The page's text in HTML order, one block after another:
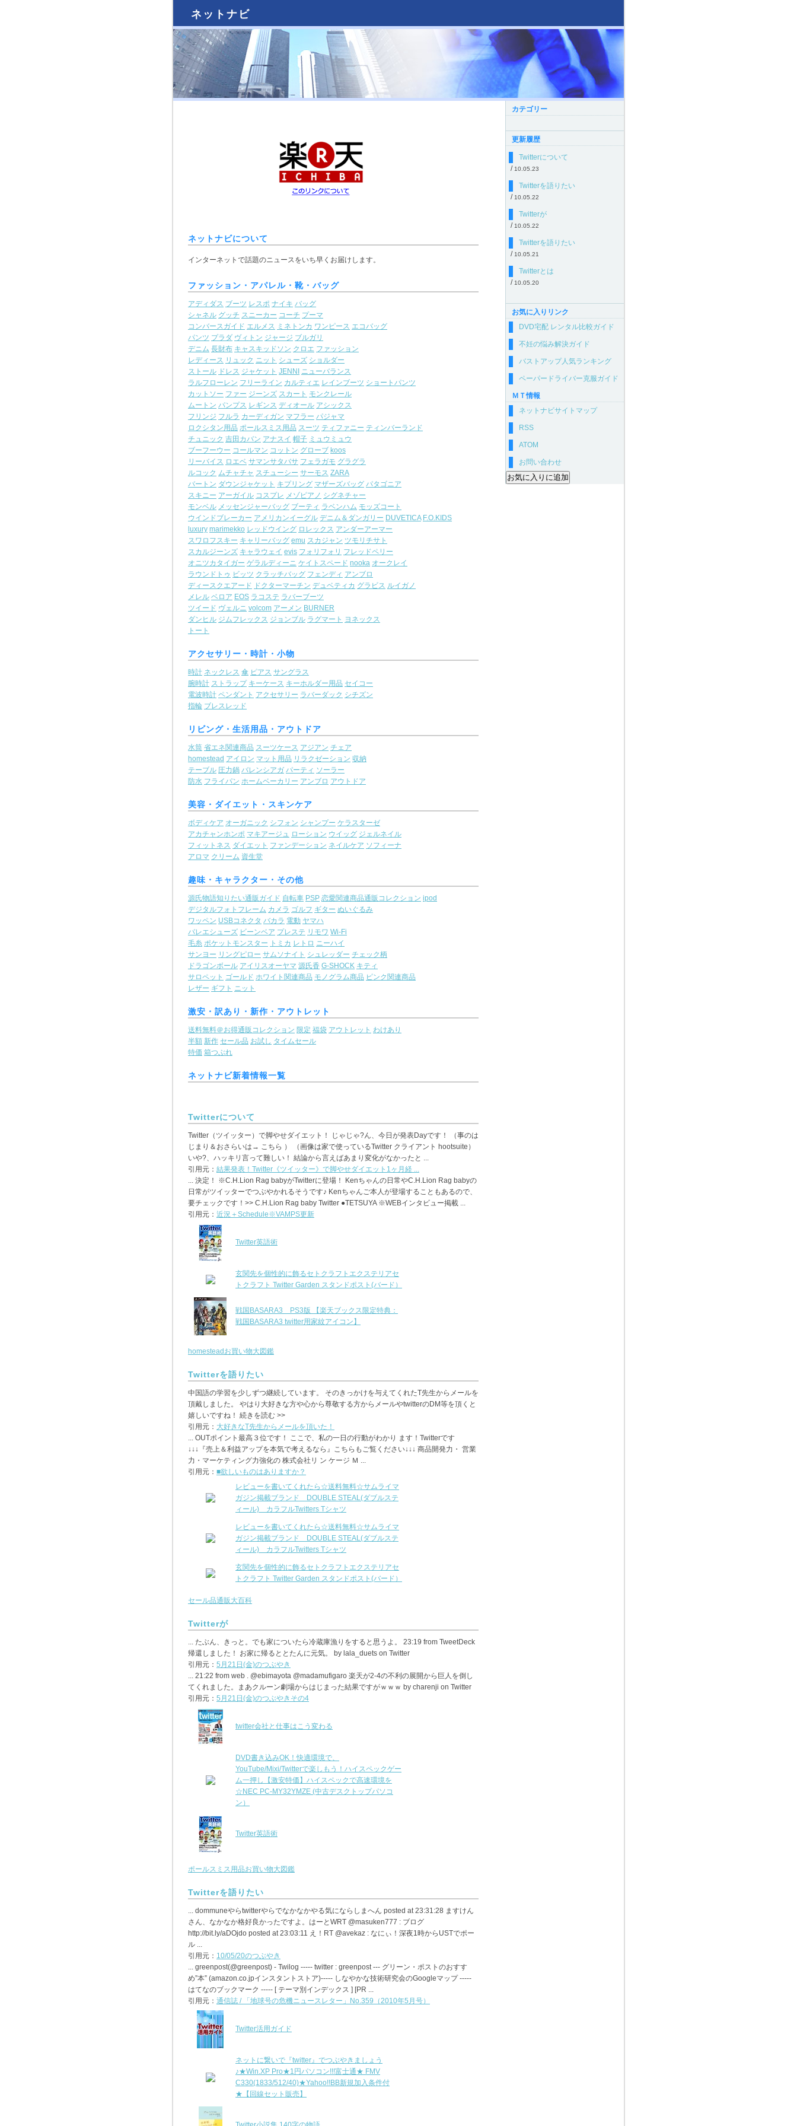
ネットナビ
ネットナビについて
インターネットで話題のニュースをいち早くお届けします。
ファッション・アパレル・靴・バッグ
アディダス ブーツ レスポ ナイキ バッグ
シャネル グッチ スニーカー コーチ プーマ
コンバースガイド エルメス ミネトンカ ワンピース エコバッグ
パンツ プラダ ヴィトン ジャージ ブルガリ
デニム 長財布 キャスキッドソン クロエ ファッション
レディース リュック ニット シューズ ショルダー
ストール ドレス ジャケット JENNI
ニューバランス
ラルフローレン フリーライン カルティエ レインブーツ ショートパンツ
カットソー ファー ジーンズ スカート モンクレール
ムートン パンプス レギンス ディオール アシックス
フリンジ フルラ カーディガン マフラー パジャマ
ロクシタン用品 ポールスミス用品 スーツ ティファニー ティンバーランド
チュニック 吉田カバン アナスイ 帽子 ミュウミュウ
ブーフーウー コールマン コットン グローブ koos
リーバイス ロエベ サマンサタバサ フェラガモ グラグラ
ルコック ムチャチャ スチューシー サーモス ZARA
バートン ダウンジャケット キプリング マザーズバッグ パタゴニア
スキニー アーガイル コスプレ メゾピアノ シグネチャー
モンベル メッセンジャーバッグ ブーティ ラベンハム モッズコート
ウインドブレーカー アメリカンイーグル デニム＆ダンガリー DUVETICA F.O.KIDS
luxury marimekko レッドウイング ロレックス アンダーアーマー
スワロフスキー キャリーバッグ emu スカジャン ツモリチサト
スカルジーンズ キャラウェイ evis フォリフォリ フレッドペリー
オニツカタイガー ゲラルディーニ ケイトスペード nooka オークレイ
ラウンドトゥ ビッツ クラッチバッグ フェンディ アンブロ
ディースクエアード ドクターマーチン デュベティカ グラビス ルイガノ
メレル ベロア EOS ラコステ ラバーブーツ
ツイード ヴェルニ volcom アーメン BURNER
ダンヒル ジムフレックス ジョンブル ラグマート ヨネックス
トート
アクセサリー・時計・小物
時計 ネックレス 傘 ピアス サングラス
腕時計 ストラップ キーケース キーホルダー用品 セイコー
電波時計 ペンダント アクセサリー ラバーダック シチズン
指輪 ブレスレッド
リビング・生活用品・アウトドア
水筒 省エネ関連商品 スーツケース アジアン チェア
homestead アイロン マット用品 リラクゼーション 収納
テーブル 圧力鍋 バレンシアガ パーティ ソーラー
防水 フライパン ホームベーカリー アンブロ アウトドア
美容・ダイエット・スキンケア
ボディケア オーガニック シフォン シャンプー ケラスターゼ
アカチャンホンポ マキアージュ ローション ウイッグ ジェルネイル
フィットネス ダイエット ファンデーション ネイルケア ソフィーナ
アロマ クリーム 資生堂
趣味・キャラクター・その他
源氏物語知りたい通販ガイド 自転車 PSP 恋愛関連商品通販コレクション ipod
デジタルフォトフレーム カメラ ゴルフ ギター ぬいぐるみ
ワッペン USBコネクタ バカラ 電動 ヤマハ
バレエシューズ ビーンベア プレステ リモワ Wi-Fi
毛糸 ポケットモンスター トミカ レトロ ニーハイ
サンヨー リングピロー サムソナイト シュレッダー チェック柄
ドラゴンボール アイリスオーヤマ 源氏香 G-SHOCK キティ
サロペット ゴールド ホワイト関連商品 モノグラム商品 ピンク関連商品
レザー ギフト ニット
激安・訳あり・新作・アウトレット
送料無料＠お得通販コレクション 限定 福袋 アウトレット わけあり
半額 新作 セール品 お試し タイムセール
特価 箱つぶれ
ネットナビ新着情報一覧
Twitterについて
Twitter（ツイッター）で脚やせダイエット！ じゃじゃ?ん、今日が発表Dayです！ （事のは
じまり＆おさらいは→ こちら ） （画像は家で使っているTwitter クライアント hootsuite）
いや?、ハッキリ言って難しい！ 結論から言えばあまり変化がなかったと ...
引用元： 結果発表！Twitter《ツイッター》で脚やせダイエット1ヶ月経 ...
... 決定！ ※C.H.Lion Rag babyがTwitterに登場！ Kenちゃんの日常やC.H.Lion Rag babyの
日常がツイッターでつぶやかれるそうです♪ Kenちゃんご本人が登場することもあるので、
要チェックです！>> C.H.Lion Rag baby Twitter ●TETSUYA ※WEBインタビュー掲載 ...
引用元： 近況＋Schedule※VAMPS更新
Twitter英語術
玄関先を個性的に飾るセトクラフトエクステリアセ
トクラフト Twitter Garden スタンドポスト(バード）
戦国BASARA3 PS3版 【楽天ブックス限定特典：
戦国BASARA3 twitter用家紋アイコン】
homesteadお買い物大図鑑
Twitterを語りたい
中国語の学習を少しずつ継続しています。 そのきっかけを与えてくれたT先生からメールを
頂戴しました。 やはり大好きな方や心から尊敬する方からメールやtwitterのDM等を頂くと
嬉しいですね！ 続きを読む >>
引用元： 大好きなT先生からメールを頂いた！
... OUTポイント最高３位です！ ここで、私の一日の行動がわかり ます！Twitterです
↓↓↓『売上＆利益アップを本気で考えるなら』こちらもご覧ください↓↓↓ 商品開発力・ 営業
力・マーケティング力強化の 株式会社リ ン ケージ Ｍ ...
引用元： ■欲しいものはありますか？
レビューを書いてくれたら☆送料無料☆サムライマ
ガジン掲載ブランド DOUBLE STEAL(ダブルステ
ィール) カラフルTwitters Tシャツ
レビューを書いてくれたら☆送料無料☆サムライマ
ガジン掲載ブランド DOUBLE STEAL(ダブルステ
ィール) カラフルTwitters Tシャツ
玄関先を個性的に飾るセトクラフトエクステリアセ
トクラフト Twitter Garden スタンドポスト(バード）
セール品通販大百科
Twitterが
... たぶん、きっと。でも家についたら冷蔵庫漁りをすると思うよ。 23:19 from TweetDeck
帰還しました！ お家に帰るととたんに元気。 by lala_duets on Twitter
引用元： 5月21日(金)のつぶやき
... 21:22 from web . @ebimayota @madamufigaro 楽天が2-4の不利の展開から巨人を倒し
てくれました。まあクルーン劇場からはじまった結果ですがｗｗｗ by charenji on Twitter
引用元： 5月21日(金)のつぶやきその4
twitter会社と仕事はこう変わる
DVD書き込みOK！快適環境で、
YouTube/Mixi/Twitterで楽しもう！ハイスペックゲー
ム一押し【激安特価】ハイスペックで高速環境を
☆NEC PC-MY32YMZE (中古デスクトップパソコ
ン）
Twitter英語術
ポールスミス用品お買い物大図鑑
Twitterを語りたい
... dommuneやらtwitterやらでなかなかやる気にならしまへん posted at 23:31:28 ますけん
さん、なかなか格好良かったですよ。はーとWRT @masuken777 : ブログ
http://bit.ly/aDOjdo posted at 23:03:11 え！RT @avekaz : なにぃ！深夜1時からUSTでポー
ル ...
引用元： 10/05/20のつぶやき
... greenpost(@greenpost) - Twilog ----- twitter : greenpost --- グリーン・ポストのおすす
め”本” (amazon.co.jpインスタントストア)----- しなやかな技術研究会のGoogleマップ -----
はてなのブックマーク ----- [ テーマ別インデックス ] [PR ...
引用元： 通信誌 / 「地球号の危機ニュースレター」No.359（2010年5月号）
Twitter活用ガイド
ネットに繋いで『twitter』でつぶやきましょう
♪★Win.XP Pro★1円パソコン!!!富士通★ FMV
C330(1833/512/40)★Yahoo!!BB新規加入条件付
★【回線セット販売】
カテゴリー
更新履歴
Twitterについて
/ 10.05.23
Twitterを語りたい
/ 10.05.22
Twitterが
/ 10.05.22
Twitterを語りたい
/ 10.05.21
Twitterとは
/ 10.05.20
お気に入りリンク
DVD宅配 レンタル比較ガイド
不妊の悩み解決ガイド
バストアップ人気ランキング
ペーパードライバー克服ガイド
ＭＴ情報
ネットナビサイトマップ
RSS
ATOM
お問い合わせ